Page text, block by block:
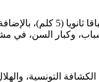
امتد الماراطون على
وكبار السن، في
من الكشافة